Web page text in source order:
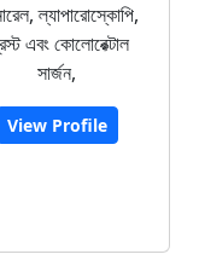
ল্যাপারোস্কোপি,
এবং কোলোরেক্টাল
সার্জন,
View Profile